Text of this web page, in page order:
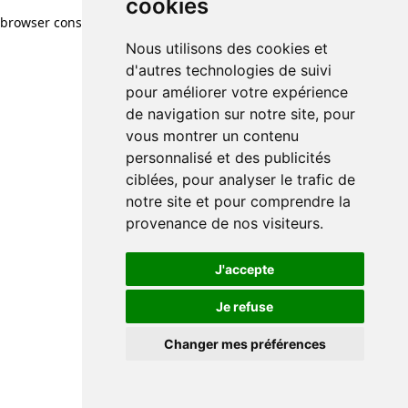
cookies
Nous utilisons des cookies et
d'autres technologies de suivi
pour améliorer votre expérience
de navigation sur notre site, pour
vous montrer un contenu
personnalisé et des publicités
ciblées, pour analyser le trafic de
notre site et pour comprendre la
provenance de nos visiteurs.
J'accepte
Je refuse
Changer mes préférences
browser console for more information)